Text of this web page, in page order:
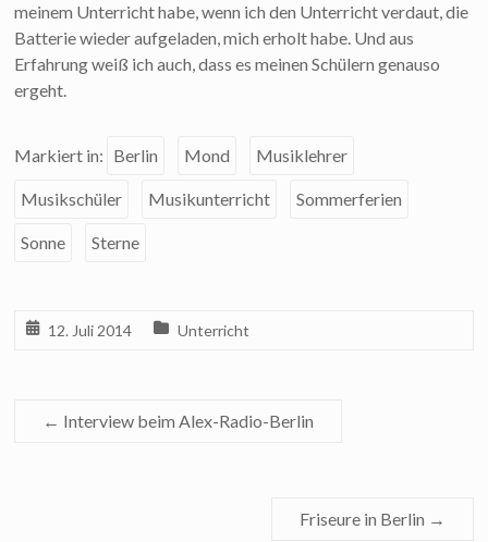
meinem Unterricht habe, wenn ich den Unterricht verdaut, die
Batterie wieder aufgeladen, mich erholt habe. Und aus
Erfahrung weiß ich auch, dass es meinen Schülern genauso
ergeht.
Markiert in: Berlin Mond Musiklehrer
Musikschüler Musikunterricht Sommerferien
Sonne Sterne
12. Juli 2014 Unterricht
← Interview beim Alex-Radio-Berlin
Friseure in Berlin →